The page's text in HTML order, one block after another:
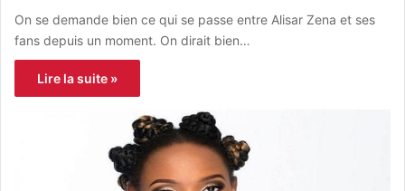
On se demande bien ce qui se passe entre Alisar Zena et ses
fans depuis un moment. On dirait bien…
Lire la suite »